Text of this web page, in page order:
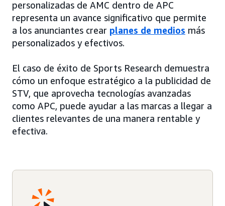
personalizadas de AMC dentro de APC
representa un avance significativo que permite
a los anunciantes crear planes de medios más
personalizados y efectivos.
El caso de éxito de Sports Research demuestra
cómo un enfoque estratégico a la publicidad de
STV, que aprovecha tecnologías avanzadas
como APC, puede ayudar a las marcas a llegar a
clientes relevantes de una manera rentable y
efectiva.